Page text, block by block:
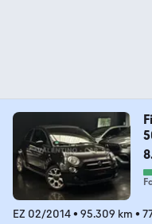
EZ 02/2014• 95.309 km •